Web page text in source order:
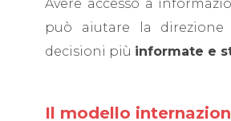
Avere accesso a
può aiutare la direzione
decisioni più informate e
Il modello